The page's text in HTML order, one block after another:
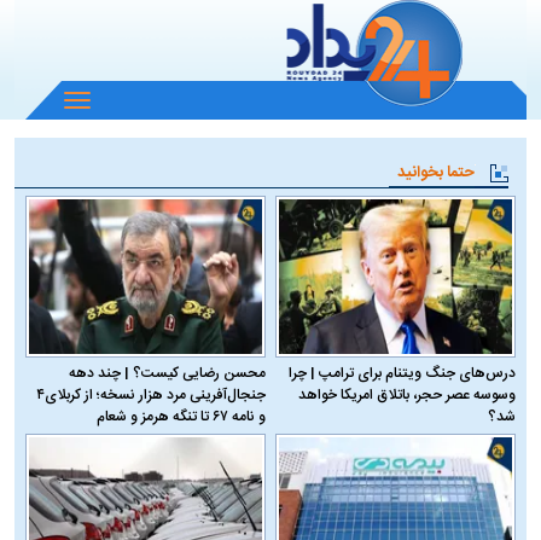
باز
و
منو
حتما بخوانید
درس‌های جنگ ویتنام برای ترامپ | چرا
وسوسه عصر حجر، باتلاق امریکا خواهد
شد؟
محسن رضایی کیست؟ | چند دهه
جنجال‌آفرینی مرد هزار نسخه؛ از کربلای۴
و نامه ۶۷ تا تنگه هرمز و شعام